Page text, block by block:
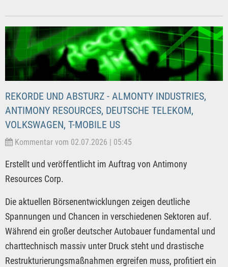
REKORDE UND ABSTURZ - ALMONTY INDUSTRIES,
ANTIMONY RESOURCES, DEUTSCHE TELEKOM,
VOLKSWAGEN, T-MOBILE US
Kommentar vom 02.07.2026 | 05:45
Erstellt und veröffentlicht im Auftrag von Antimony
Resources Corp.
Die aktuellen Börsenentwicklungen zeigen deutliche
Spannungen und Chancen in verschiedenen Sektoren auf.
Während ein großer deutscher Autobauer fundamental und
charttechnisch massiv unter Druck steht und drastische
Restrukturierungsmaßnahmen ergreifen muss, profitiert ein